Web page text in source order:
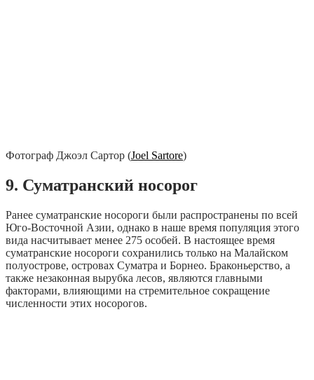
Фотограф Джоэл Сартор (Joel Sartore)
9. Суматранский носорог
Ранее суматранские носороги были распространены по всей
Юго-Восточной Азии, однако в наше время популяция этого
вида насчитывает менее 275 особей. В настоящее время
суматранские носороги сохранились только на Малайском
полуострове, островах Суматра и Борнео. Браконьерство, а
также незаконная вырубка лесов, являются главными
факторами, влияющими на стремительное сокращение
численности этих носорогов.